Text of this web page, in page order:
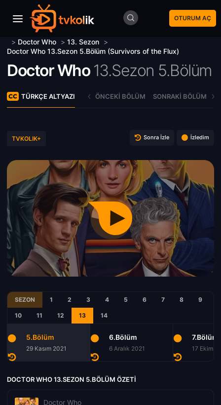
OTURUM AÇ
> Doctor Who > 13. Sezon >
Doctor Who 13.Sezon 5.Bölüm (Survivors of the Flux)
Doctor Who 13.Sezon 5.Bölüm
TÜRKÇE ALTYAZI ÖNCEKI BÖLÜM SONRAKI BÖLÜM
TVKOLIK+ Sonra İzle İzledim
SEZON 1 2 3 4 5 6 7 8 9
10 11 12 13 14
5.Bölüm
29 Kasım 2021
6.Bölüm
6 Aralık 2021
7.Bölüm
17 Ekim
DOCTOR WHO 13.SEZON 5.BÖLÜM ÖZETI
Doctor Who